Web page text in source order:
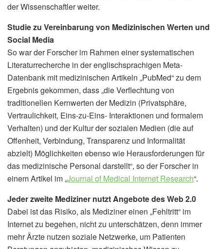
der Wissenschaftler weiter.
Studie zu Vereinbarung von Medizinischen Werten und
Social Media
So war der Forscher im Rahmen einer systematischen
Literaturrecherche in der englischsprachigen Meta-
Datenbank mit medizinischen Artikeln „PubMed“ zu dem
Ergebnis gekommen, dass „die Verflechtung von
traditionellen Kernwerten der Medizin (Privatsphäre,
Vertraulichkeit, Eins-zu-Eins- Interaktionen und formalem
Verhalten) und der Kultur der sozialen Medien (die auf
Offenheit, Verbindung, Transparenz und Informalität
abzielt) Möglichkeiten ebenso wie Herausforderungen für
das medizinische Personal darstellt“, so der Forscher in
einem Artikel im „Journal of Medical Internet Research“.
Jeder zweite Mediziner nutzt Angebote des Web 2.0
Dabei ist das Risiko, als Mediziner einen „Fehltritt“ im
Internet zu begehen, nicht zu unterschätzen, denn immer
mehr Ärzte nutzen soziale Netzwerke, um Patienten